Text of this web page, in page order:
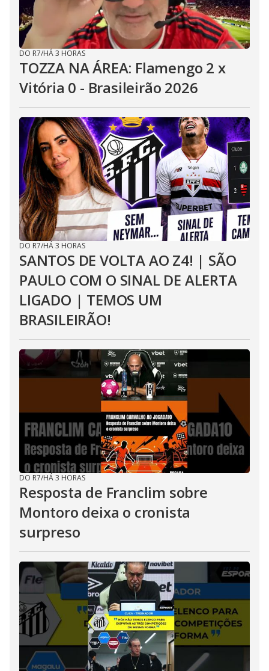
DO R7/HÁ 3 HORAS
TOZZA NA ÁREA: Flamengo 2 x
Vitória 0 - Brasileirão 2026
DO R7/HÁ 3 HORAS
SANTOS DE VOLTA AO Z4! | SÃO
PAULO COM O SINAL DE ALERTA
LIGADO | TEMOS UM
BRASILEIRÃO!
DO R7/HÁ 3 HORAS
Resposta de Franclim sobre
Montoro deixa o cronista
surpreso